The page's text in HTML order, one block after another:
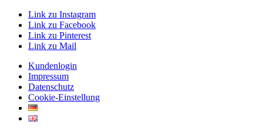
Link zu Instagram
Link zu Facebook
Link zu Pinterest
Link zu Mail
Kundenlogin
Impressum
Datenschutz
Cookie-Einstellung